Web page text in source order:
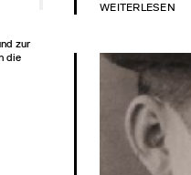
zur
die
WEITERLESEN